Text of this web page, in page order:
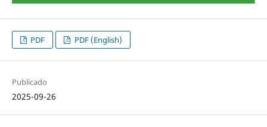
PDF PDF (English)
Publicado
2025-09-26